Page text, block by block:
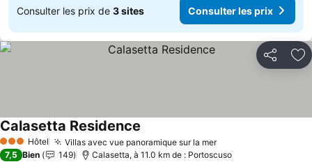
Consulter les prix de 3 sites Consulter les prix
Partager
3 ÉtoilesHôtel Villas avec vue panoramique sur la merConsulter les prix
Calasetta Residence
7,5 Bien 149 Calasetta, à 11.0 km de : Portoscuso